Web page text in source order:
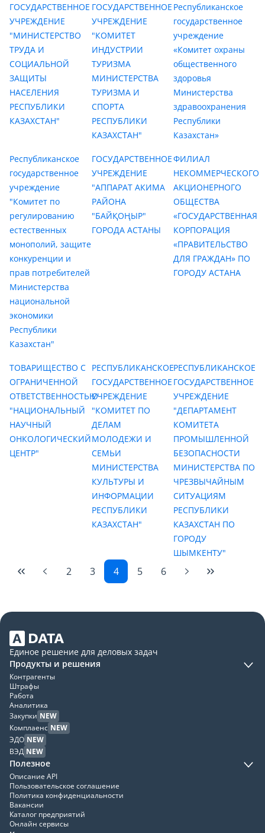
ГОСУДАРСТВЕННОЕ
УЧРЕЖДЕНИЕ
"МИНИСТЕРСТВО
ТРУДА И
СОЦИАЛЬНОЙ
ЗАЩИТЫ
НАСЕЛЕНИЯ
РЕСПУБЛИКИ
КАЗАХСТАН"
ГОСУДАРСТВЕННОЕ
УЧРЕЖДЕНИЕ
"КОМИТЕТ
ИНДУСТРИИ
ТУРИЗМА
МИНИСТЕРСТВА
ТУРИЗМА И
СПОРТА
РЕСПУБЛИКИ
КАЗАХСТАН"
Республиканское
государственное
учреждение
«Комитет охраны
общественного
здоровья
Министерства
здравоохранения
Республики
Казахстан»
Республиканское
государственное
учреждение
"Комитет по
регулированию
естественных
монополий, защите
конкуренции и
прав потребителей
Министерства
национальной
экономики
Республики
Казахстан"
ГОСУДАРСТВЕННОЕ
УЧРЕЖДЕНИЕ
"АППАРАТ АКИМА
РАЙОНА
"БАЙҚОҢЫР"
ГОРОДА АСТАНЫ
ФИЛИАЛ
НЕКОММЕРЧЕСКОГО
АКЦИОНЕРНОГО
ОБЩЕСТВА
«ГОСУДАРСТВЕННАЯ
КОРПОРАЦИЯ
«ПРАВИТЕЛЬСТВО
ДЛЯ ГРАЖДАН» ПО
ГОРОДУ АСТАНА
ТОВАРИЩЕСТВО С
ОГРАНИЧЕННОЙ
ОТВЕТСТВЕННОСТЬЮ
"НАЦИОНАЛЬНЫЙ
НАУЧНЫЙ
ОНКОЛОГИЧЕСКИЙ
ЦЕНТР"
РЕСПУБЛИКАНСКОЕ
ГОСУДАРСТВЕННОЕ
УЧРЕЖДЕНИЕ
"КОМИТЕТ ПО
ДЕЛАМ
МОЛОДЕЖИ И
СЕМЬИ
МИНИСТЕРСТВА
КУЛЬТУРЫ И
ИНФОРМАЦИИ
РЕСПУБЛИКИ
КАЗАХСТАН"
РЕСПУБЛИКАНСКОЕ
ГОСУДАРСТВЕННОЕ
УЧРЕЖДЕНИЕ
"ДЕПАРТАМЕНТ
КОМИТЕТА
ПРОМЫШЛЕННОЙ
БЕЗОПАСНОСТИ
МИНИСТЕРСТВА ПО
ЧРЕЗВЫЧАЙНЫМ
СИТУАЦИЯМ
РЕСПУБЛИКИ
КАЗАХСТАН ПО
ГОРОДУ
ШЫМКЕНТУ"
2 3 4 5 6
Единое решение для деловых задач
Продукты и решения
Контрагенты
Штрафы
Работа
Аналитика
Закупки NEW
Комплаенс NEW
ЭДО NEW
ВЭД NEW
Полезное
Описание API
Пользовательское соглашение
Политика конфиденциальности
Вакансии
Каталог предприятий
Онлайн сервисы